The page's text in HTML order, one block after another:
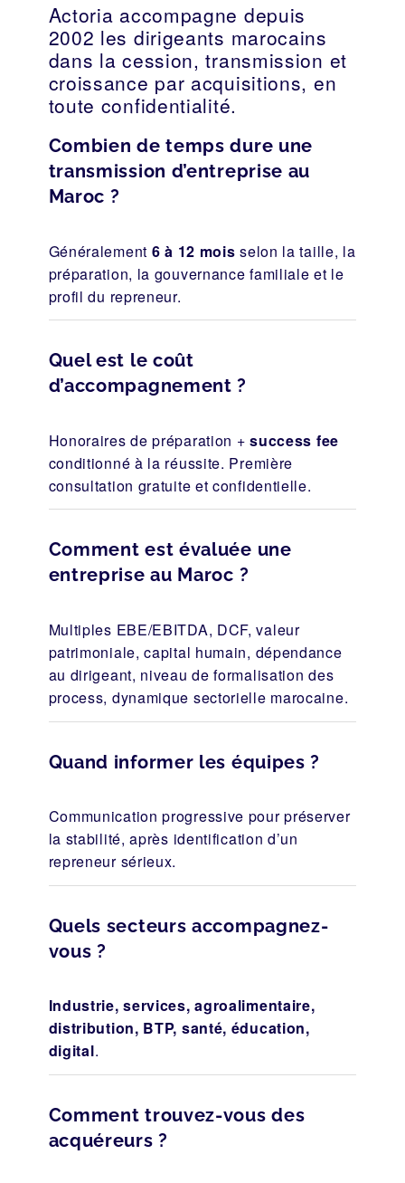
Actoria accompagne depuis
2002 les dirigeants marocains
dans la cession, transmission et
croissance par acquisitions, en
toute confidentialité.
Combien de temps dure une
transmission d’entreprise au
Maroc ?
Généralement 6 à 12 mois selon la taille, la
préparation, la gouvernance familiale et le
profil du repreneur.
Quel est le coût
d’accompagnement ?
Honoraires de préparation +success fee
conditionné à la réussite. Première
consultation gratuite et confidentielle.
Comment est évaluée une
entreprise au Maroc ?
Multiples EBE/EBITDA, DCF, valeur
patrimoniale, capital humain, dépendance
au dirigeant, niveau de formalisation des
process, dynamique sectorielle marocaine.
Quand informer les équipes ?
Communication progressive pour préserver
la stabilité, après identification d’un
repreneur sérieux.
Quels secteurs accompagnez-
vous ?
Industrie, services, agroalimentaire,
distribution, BTP, santé, éducation,
digital.
Comment trouvez-vous des
acquéreurs ?